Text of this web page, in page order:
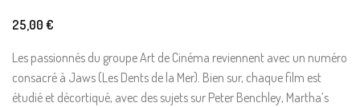
25,00 €
Les passionnés du groupe Art de Cinéma reviennent avec un numéro
consacré à Jaws (Les Dents de la Mer). Bien sur, chaque film est
étudié et décortiqué, avec des sujets sur Peter Benchley, Martha’s